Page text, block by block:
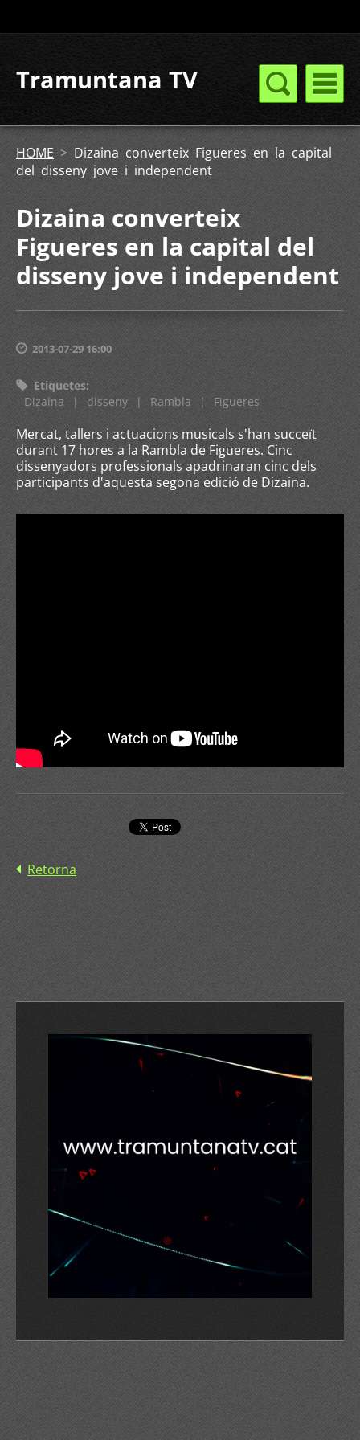
Tramuntana TV
HOME > Dizaina converteix Figueres en la capital
del disseny jove i independent
Dizaina converteix
Figueres en la capital del
disseny jove i independent
2013-07-29 16:00
Etiquetes:
Dizaina
| disseny | Rambla | Figueres
Mercat, tallers i actuacions musicals s'han succeït
durant 17 hores a la Rambla de Figueres. Cinc
dissenyadors professionals apadrinaran cinc dels
participants d'aquesta segona edició de Dizaina.
Retorna